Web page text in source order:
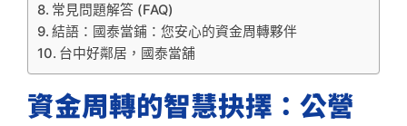
常見問題解答 (FAQ)
結語：國泰當鋪：您安心的資金周轉夥伴
台中好鄰居，國泰當舖
資金周轉的智慧抉擇：公營